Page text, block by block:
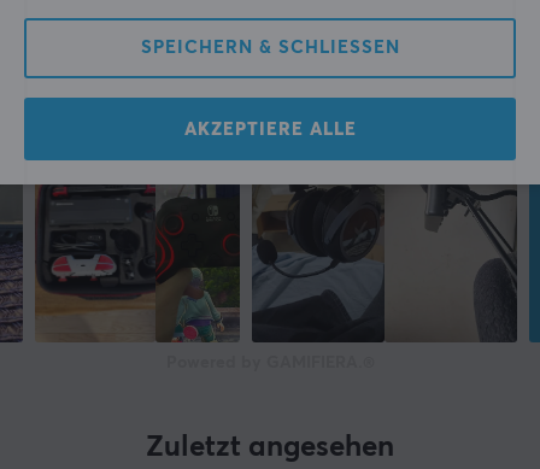
Zuletzt angesehen
SPEICHERN & SCHLIESSEN
AKZEPTIERE ALLE